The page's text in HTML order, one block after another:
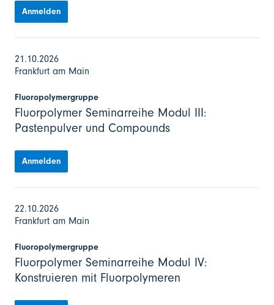
Anmelden
21.10.2026
Frankfurt am Main
Fluoropolymergruppe
Fluorpolymer Seminarreihe Modul III:
Pastenpulver und Compounds
Anmelden
22.10.2026
Frankfurt am Main
Fluoropolymergruppe
Fluorpolymer Seminarreihe Modul IV:
Konstruieren mit Fluorpolymeren